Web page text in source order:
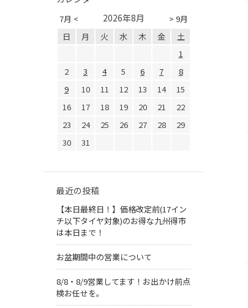
7月 < > 9月
2026年8月
日 月 火 水 木 金
土
1
2
3 4 5 6 7
8
9
10 11 12 13 14
15
16
17 18 19 20 21
22
23
24 25 26 27 28
29
30
31
最近の投稿
【本日最終日！】価格改定前(17イン
チ以下タイヤ対象)のお得な九州得市
は本日まで！
お盆期間中の営業について
8/8・8/9営業してます！お出かけ前点
検お任せを。